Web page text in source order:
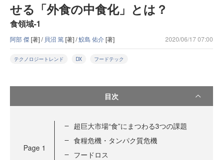
せる「外食の中食化」とは？
食領域-1
阿部 傑[著] / 貝沼 篤[著] /鮫島 佑介[著] 2020/06/17 07:00
テクノロジートレンド DX フードテック
目次
Page 1
超巨大市場“食”にまつわる3つの課題
食糧危機・タンパク質危機
フードロス